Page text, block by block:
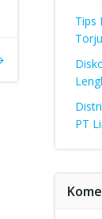
Tips
PT